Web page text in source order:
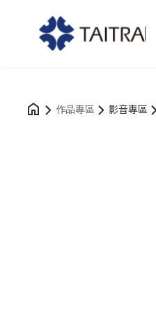
作品專區 影音專區